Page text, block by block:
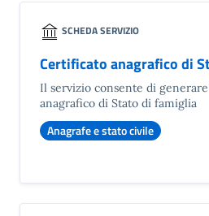
SCHEDA SERVIZIO
Certificato anagrafico di
Il servizio consente di
anagrafico di Stato di famiglia
Anagrafe e stato civile